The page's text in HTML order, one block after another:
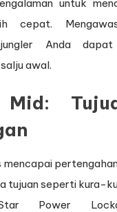
untuk
cepat.
Anda dapat
awal.
Mid:
mencapai
tujuan seperti kura-
Power